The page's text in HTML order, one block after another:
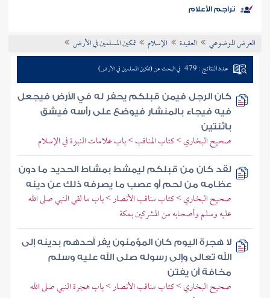
موضوعي
تراجم الأعلام
العرض الموضوعي العقيدة الإسلام تمكين المسلمين في الأرض
عدد النتائج : 479 في البحث عن (تمكين المسلمين في الأرض)
كان الرجل فيمن قبلكم يحفر له في الأرض فيجعل
فيه فيجاء بالمنشار فيوضع على رأسه فيشق
باثنتين
صحيح البخاري > كتاب المناقب > باب علامات النبوة في الإسلام
لقد كان من قبلكم ليمشط بمشاط الحديد ما دون
عظامه من لحم أو عصب ما يصرفه ذلك عن دينه
صحيح البخاري > كتاب مناقب الأنصار > باب ما لقي النبي صلى الله
عليه وسلم وأصحابه من المشركين بمكة
لا هجرة اليوم كان المؤمنون يفر أحدهم بدينه إلى
الله تعالى وإلى رسوله صلى الله عليه وسلم
مخافة أن يفتن
صحيح البخاري > كتاب مناقب الأنصار > باب هجرة النبي صلى الله